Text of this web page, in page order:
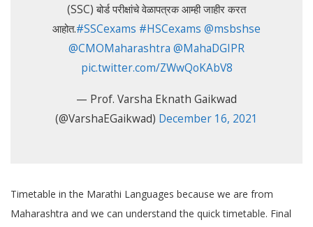
(SSC) बोर्ड परीक्षांचे वेळापत्रक आम्ही जाहीर करत
आहोत.#SSCexams #HSCexams @msbshse
@CMOMaharashtra @MahaDGIPR
pic.twitter.com/ZWwQoKAbV8
— Prof. Varsha Eknath Gaikwad
(@VarshaEGaikwad) December 16, 2021
Timetable in the Marathi Languages because we are from
Maharashtra and we can understand the quick timetable. Final